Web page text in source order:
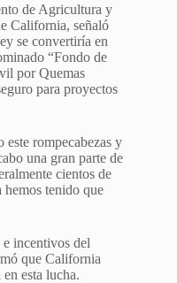
de Agricultura y
California, señaló
se convertiría en
“Fondo de
por Quemas
para proyectos
este rompecabezas y
una gran parte de
cientos de
tenido que
incentivos del
que California
esta lucha.